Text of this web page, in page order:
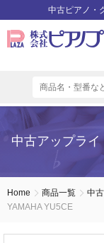
中古ピアノ・
中古アップライ
Home 商品一覧 中
YAMAHA YU5CE